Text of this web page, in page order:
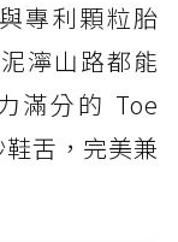
專利顆粒胎
濘山路都能
滿分的 Toe
舌，完美兼